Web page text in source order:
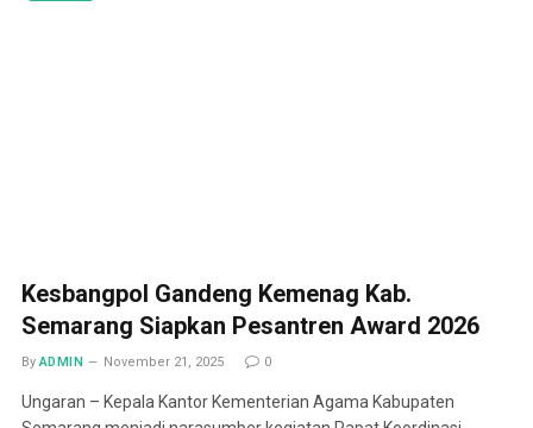
Kesbangpol Gandeng Kemenag Kab.
Semarang Siapkan Pesantren Award 2026
By ADMIN November 21, 2025 0
Ungaran – Kepala Kantor Kementerian Agama Kabupaten